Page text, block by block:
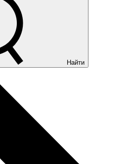
Найти